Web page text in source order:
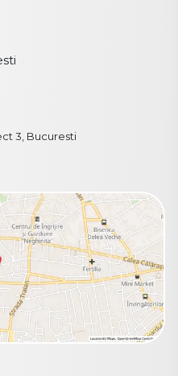
3, Bucuresti